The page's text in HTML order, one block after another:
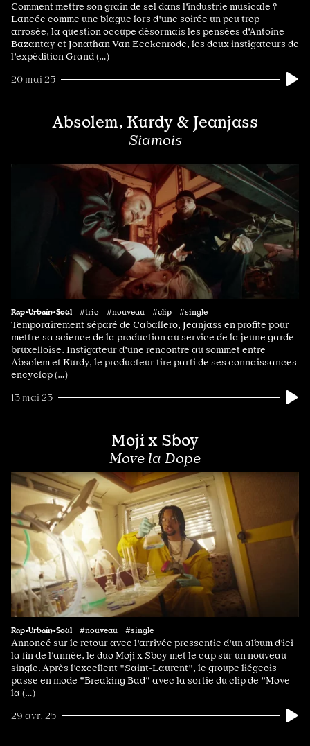
Comment mettre son grain de sel dans l'industrie musicale ?
Lancée comme une blague lors d'une soirée un peu trop
arrosée, la question occupe désormais les pensées d'Antoine
Bazantay et Jonathan Van Eeckenrode, les deux instigateurs de
l'expédition Grand (…)
20 mai 25
Absolem, Kurdy & Jeanjass
Siamois
Rap•Urbain•Soul #trio #nouveau #clip #single
Temporairement séparé de Caballero, Jeanjass en profite pour
mettre sa science de la production au service de la jeune garde
bruxelloise. Instigateur d'une rencontre au sommet entre
Absolem et Kurdy, le producteur tire parti de ses connaissances
encyclop (…)
13 mai 25
Moji x Sboy
Move la Dope
Rap•Urbain•Soul #nouveau #single
Annoncé sur le retour avec l'arrivée pressentie d'un album d'ici
la fin de l'année, le duo Moji x Sboy met le cap sur un nouveau
single. Après l'excellent "Saint-Laurent", le groupe liégeois
passe en mode "Breaking Bad" avec la sortie du clip de "Move
la (…)
29 avr. 25